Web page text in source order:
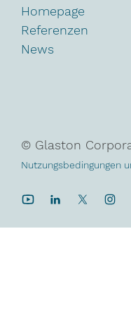
Homepage
Referenzen
News
© Glaston
Nutzungsbedingungen
YouTubeLinkedIn